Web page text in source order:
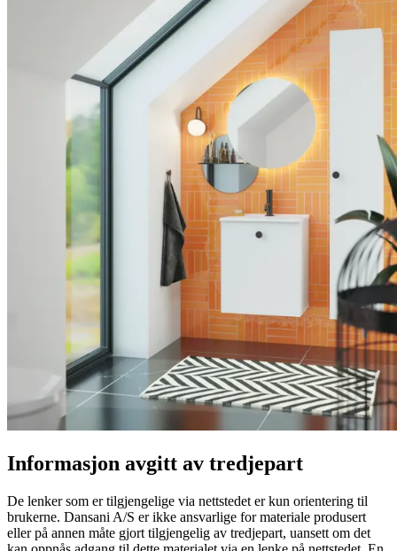
Informasjon avgitt av tredjepart
De lenker som er tilgjengelige via nettstedet er kun orientering til
brukerne. Dansani A/S er ikke ansvarlige for materiale produsert
eller på annen måte gjort tilgjengelig av tredjepart, uansett om det